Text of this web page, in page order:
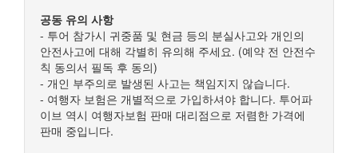
공동 유의 사항
- 투어 참가시 귀중품 및 현금 등의 분실사고와 개인의
안전사고에 대해 각별히 유의해 주세요. (예약 전 안전수
칙 동의서 필독 후 동의)
- 개인 부주의로 발생된 사고는 책임지지 않습니다.
- 여행자 보험은 개별적으로 가입하셔야 합니다. 투어파
이브 역시 여행자보험 판매 대리점으로 저렴한 가격에
판매 중입니다.